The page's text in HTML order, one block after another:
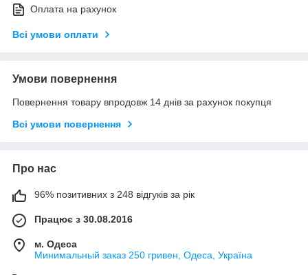
Оплата на рахунок
Всі умови оплати
Умови повернення
Повернення товару впродовж 14 днів за рахунок покупця
Всі умови повернення
Про нас
96% позитивних з 248 відгуків за рік
Працює з 30.08.2016
м. Одеса
Минимальный заказ 250 гривен, Одеса, Україна